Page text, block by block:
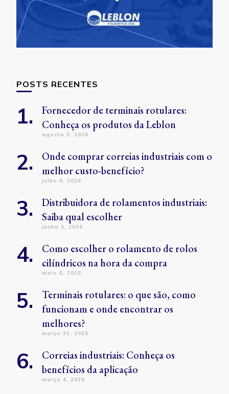
POSTS RECENTES
Fornecedor de terminais rotulares:
Conheça os produtos da Leblon
agosto 3, 2026
Onde comprar correias industriais com o
melhor custo-benefício?
julho 6, 2026
Distribuidora de rolamentos industriais:
Saiba qual escolher
junho 3, 2026
Como escolher o rolamento de rolos
cilíndricos na hora da compra
maio 5, 2026
Terminais rotulares: o que são, como
funcionam e onde encontrar os
melhores?
março 31, 2026
Correias industriais: Conheça os
benefícios da aplicação
março 4, 2026